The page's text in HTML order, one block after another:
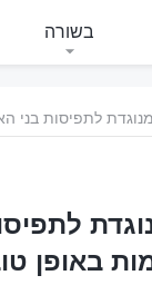
בשורה
באופן